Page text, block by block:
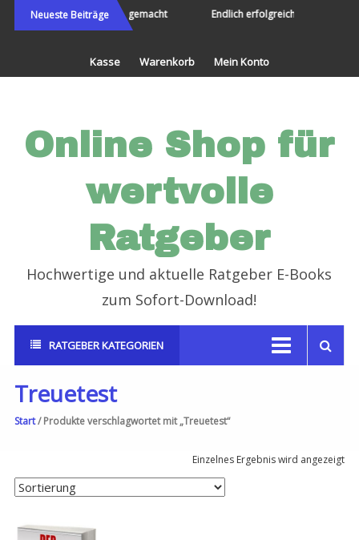
Direkt
zum
Neueste Beiträge
Partnersuche leicht gemacht Endlich erfolgreich im Job
Kasse Warenkorb Mein Konto
Online Shop für
wertvolle
Ratgeber
Hochwertige und aktuelle Ratgeber E-Books
zum Sofort-Download!
RATGEBER KATEGORIEN
Treuetest
Start/ Produkte verschlagwortet mit „Treuetest“
Einzelnes Ergebnis wird angezeigt